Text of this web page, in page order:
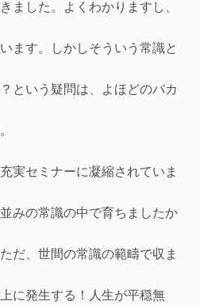
ました。よくわかりますし、
ます。しかしそういう常識と
という疑問は、よほどのバカ
実セミナーに凝縮されていま
みの常識の中で育ちましたか
だ、世間の常識の範疇で収ま
に発生する！人生が平穏無